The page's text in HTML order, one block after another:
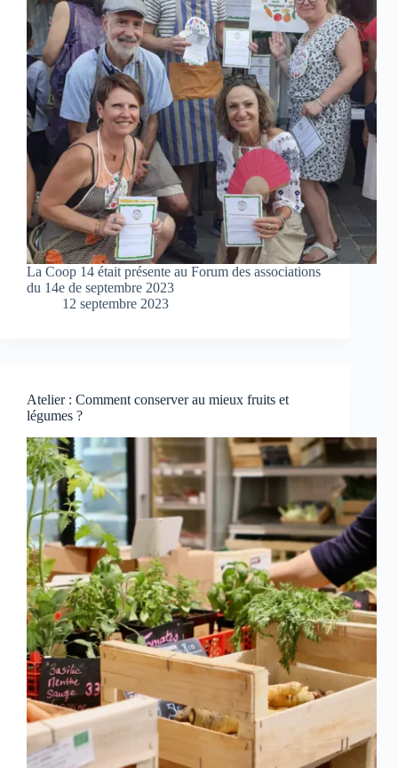
La Coop 14 était présente au Forum des associations
du 14e de septembre 2023
12 septembre 2023
Atelier : Comment conserver au mieux fruits et
légumes ?